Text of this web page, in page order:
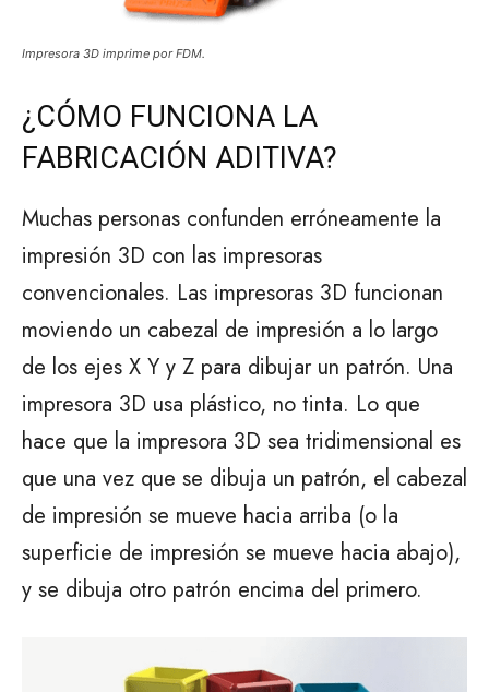
Impresora 3D imprime por FDM.
¿CÓMO FUNCIONA LA
FABRICACIÓN ADITIVA?
Muchas personas confunden erróneamente la
impresión 3D con las impresoras
convencionales. Las impresoras 3D funcionan
moviendo un cabezal de impresión a lo largo
de los ejes X Y y Z para dibujar un patrón. Una
impresora 3D usa plástico, no tinta. Lo que
hace que la impresora 3D sea tridimensional es
que una vez que se dibuja un patrón, el cabezal
de impresión se mueve hacia arriba (o la
superficie de impresión se mueve hacia abajo),
y se dibuja otro patrón encima del primero.